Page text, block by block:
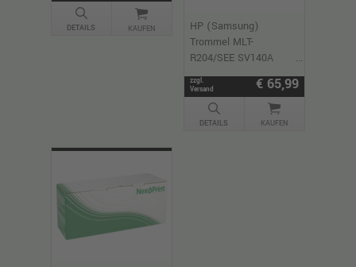
DETAILS KAUFEN
HP (Samsung)
Trommel MLT-
R204/SEE SV140A
schwarz
zzgl.
Versand
€ 65,99
DETAILS KAUFEN